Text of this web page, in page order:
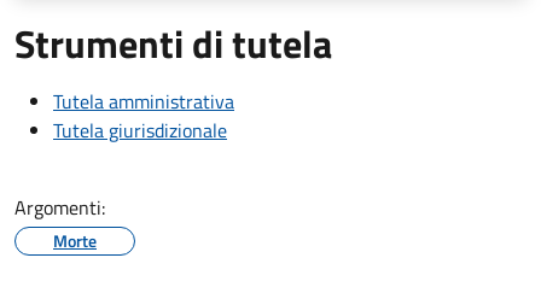
Strumenti di tutela
Tutela amministrativa
Tutela giurisdizionale
Argomenti:
Morte